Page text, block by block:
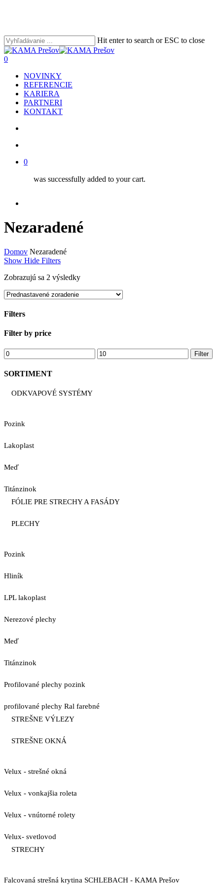
content
Hit enter to search or ESC to close
Close
Search
search
account
0
NOVINKY
REFERENCIE
KARIERA
PARTNERI
KONTAKT
0
was successfully added to your cart.
Nezaradené
Domov Nezaradené
Show Hide Filters
Zobrazujú sa 2 výsledky
Filters
Close
Filter by price
Minimálna
cena
Maximálna
cena
Filter
SORTIMENT
ODKVAPOVÉ SYSTÉMY
Pozink
Lakoplast
Meď
Titánzinok
FÓLIE PRE STRECHY A FASÁDY
PLECHY
Pozink
Hliník
LPL lakoplast
Nerezové plechy
Meď
Titánzinok
Profilované plechy pozink
profilované plechy Ral farebné
STREŠNE VÝLEZY
STREŠNE OKNÁ
Velux - strešné okná
Velux - vonkajšia roleta
Velux - vnútorné rolety
Velux- svetlovod
STRECHY
Falcovaná strešná krytina SCHLEBACH - KAMA Prešov